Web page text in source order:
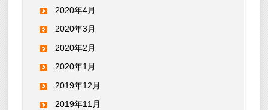
2020年4月
2020年3月
2020年2月
2020年1月
2019年12月
2019年11月